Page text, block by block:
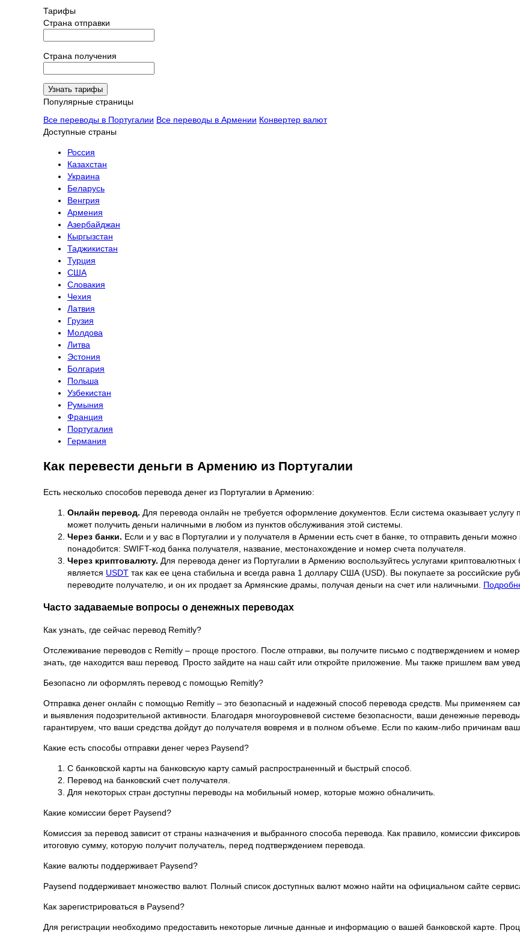
Тарифы
Страна отправки
Страна получения
Узнать тарифы
Популярные страницы
Все переводы в Португалии Все переводы в Армении Конвертер валют
Доступные страны
Россия
Казахстан
Украина
Беларусь
Венгрия
Армения
Азербайджан
Кыргызстан
Таджикистан
Турция
США
Словакия
Чехия
Латвия
Грузия
Молдова
Литва
Эстония
Болгария
Польша
Узбекистан
Румыния
Франция
Португалия
Германия
Как перевести деньги в Армению из Португалии
Есть несколько способов перевода денег из Португалии в Армению:
Онлайн перевод. Для перевода онлайн не требуется оформление документов. Если система оказывает
может получить деньги наличными в любом из пунктов обслуживания этой системы.
Через банки. Если и у вас в Португалии и у получателя в Армении есть счет в банке, то отправить деньги
понадобится: SWIFT-код банка получателя, название, местонахождение и номер счета получателя.
Через криптовалюту. Для перевода денег из Португалии в Армению воспользуйтесь услугами
является USDT так как ее цена стабильна и всегда равна 1 доллару США (USD). Вы покупаете за российские
переводите получателю, и он их продает за Армянские драмы, получая деньги на счет или наличными.
Часто задаваемые вопросы о денежных переводах
Как узнать, где сейчас перевод Remitly?
Отслеживание переводов с Remitly – проще простого. После отправки, вы получите письмо с подтверждением и
знать, где находится ваш перевод. Просто зайдите на наш сайт или откройте приложение. Мы также пришлем вам
Безопасно ли оформлять перевод с помощью Remitly?
Отправка денег онлайн с помощью Remitly – это безопасный и надежный способ перевода средств. Мы применяем
и выявления подозрительной активности. Благодаря многоуровневой системе безопасности, ваши денежные
гарантируем, что ваши средства дойдут до получателя вовремя и в полном объеме. Если по каким-либо причинам
Какие есть способы отправки денег через Paysend?
С банковской карты на банковскую карту самый распространенный и быстрый способ.
Перевод на банковский счет получателя.
Для некоторых стран доступны переводы на мобильный номер, которые можно обналичить.
Какие комиссии берет Paysend?
Комиссия за перевод зависит от страны назначения и выбранного способа перевода. Как правило, комиссии
итоговую сумму, которую получит получатель, перед подтверждением перевода.
Какие валюты поддерживает Paysend?
Paysend поддерживает множество валют. Полный список доступных валют можно найти на официальном сайте
Как зарегистрироваться в Paysend?
Для регистрации необходимо предоставить некоторые личные данные и информацию о вашей банковской карте.